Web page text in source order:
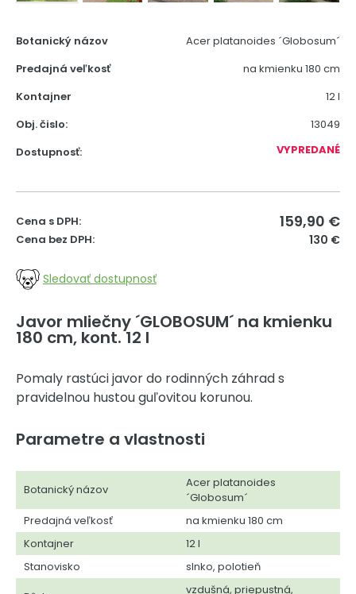
Botanický názov
Acer platanoides ´Globosum´
Predajná veľkosť
na kmienku 180 cm
Kontajner
12 l
Obj. čislo:
13049
Dostupnosť:
VYPREDANÉ
Cena s DPH: 159,90 €
Cena bez DPH: 130 €
Sledovať dostupnosť
Javor mliečny ´GLOBOSUM´ na kmienku
180 cm, kont. 12 l
Pomaly rastúci javor do rodinných záhrad s
pravidelnou hustou guľovitou korunou.
Parametre a vlastnosti
Botanický názov
Acer platanoides
´Globosum´
Predajná veľkosť
na kmienku 180 cm
Kontajner
12 l
Stanovisko
slnko, polotieň
vzdušná, priepustná,